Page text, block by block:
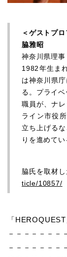
＜ゲストプ
脇雅昭
神奈川県理事
1982年生ま
は神奈川県
る。プライ
職員が、ナ
ライン市役所
立ち上げる
りを進めてい
脇氏を取材
ticle/10857/
「
－－－－－－－
－－－－－－－